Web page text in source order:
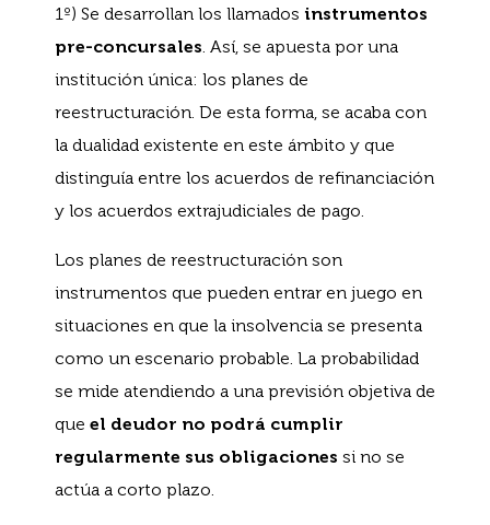
1º) Se desarrollan los llamados instrumentos
pre-concursales. Así, se apuesta por una
institución única: los planes de
reestructuración. De esta forma, se acaba con
la dualidad existente en este ámbito y que
distinguía entre los acuerdos de refinanciación
y los acuerdos extrajudiciales de pago.
Los planes de reestructuración son
instrumentos que pueden entrar en juego en
situaciones en que la insolvencia se presenta
como un escenario probable. La probabilidad
se mide atendiendo a una previsión objetiva de
que el deudor no podrá cumplir
regularmente sus obligaciones si no se
actúa a corto plazo.